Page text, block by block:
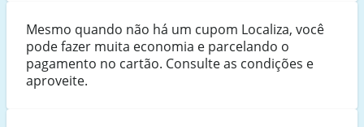
Mesmo quando não há um cupom Localiza, você
pode fazer muita economia e parcelando o
pagamento no cartão. Consulte as condições e
aproveite.